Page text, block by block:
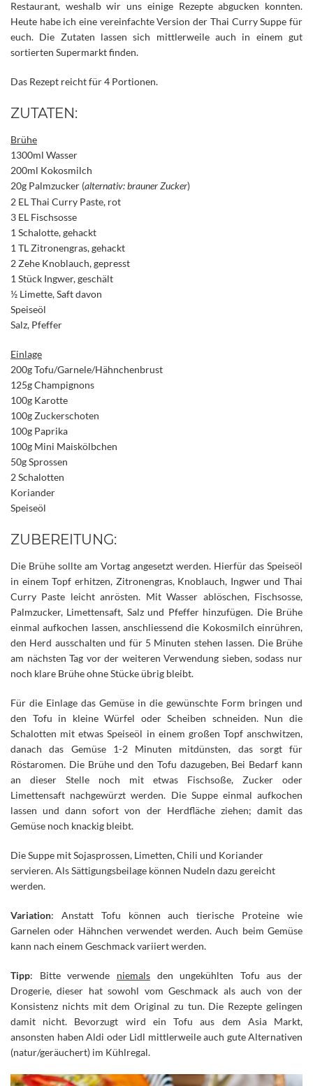
Restaurant, weshalb wir uns einige Rezepte abgucken konnten.
Heute habe ich eine vereinfachte Version der Thai Curry Suppe für
euch. Die Zutaten lassen sich mittlerweile auch in einem gut
sortierten Supermarkt finden.
Das Rezept reicht für 4 Portionen.
ZUTATEN:
Brühe
1300ml Wasser
200ml Kokosmilch
20g Palmzucker (alternativ: brauner Zucker)
2 EL Thai Curry Paste, rot
3 EL Fischsosse
1 Schalotte, gehackt
1 TL Zitronengras, gehackt
2 Zehe Knoblauch, gepresst
1 Stück Ingwer, geschält
½ Limette, Saft davon
Speiseöl
Salz, Pfeffer
Einlage
200g Tofu/Garnele/Hähnchenbrust
125g Champignons
100g Karotte
100g Zuckerschoten
100g Paprika
100g Mini Maiskölbchen
50g Sprossen
2 Schalotten
Koriander
Speiseöl
ZUBEREITUNG:
Die Brühe sollte am Vortag angesetzt werden. Hierfür das Speiseöl
in einem Topf erhitzen, Zitronengras, Knoblauch, Ingwer und Thai
Curry Paste leicht anrösten. Mit Wasser ablöschen, Fischsosse,
Palmzucker, Limettensaft, Salz und Pfeffer hinzufügen. Die Brühe
einmal aufkochen lassen, anschliessend die Kokosmilch einrühren,
den Herd ausschalten und für 5 Minuten stehen lassen. Die Brühe
am nächsten Tag vor der weiteren Verwendung sieben, sodass nur
noch klare Brühe ohne Stücke übrig bleibt.
Für die Einlage das Gemüse in die gewünschte Form bringen und
den Tofu in kleine Würfel oder Scheiben schneiden. Nun die
Schalotten mit etwas Speiseöl in einem großen Topf anschwitzen,
danach das Gemüse 1-2 Minuten mitdünsten, das sorgt für
Röstaromen. Die Brühe und den Tofu dazugeben, Bei Bedarf kann
an dieser Stelle noch mit etwas Fischsoße, Zucker oder
Limettensaft nachgewürzt werden. Die Suppe einmal aufkochen
lassen und dann sofort von der Herdfläche ziehen; damit das
Gemüse noch knackig bleibt.
Die Suppe mit Sojasprossen, Limetten, Chili und Koriander
servieren. Als Sättigungsbeilage können Nudeln dazu gereicht
werden.
Variation: Anstatt Tofu können auch tierische Proteine wie
Garnelen oder Hähnchen verwendet werden. Auch beim Gemüse
kann nach einem Geschmack variiert werden.
Tipp: Bitte verwende niemalsden ungekühlten Tofu aus der
Drogerie, dieser hat sowohl vom Geschmack als auch von der
Konsistenz nichts mit dem Original zu tun. Die Rezepte gelingen
damit nicht. Bevorzugt wird ein Tofu aus dem Asia Markt,
ansonsten haben Aldi oder Lidl mittlerweile auch gute Alternativen
(natur/geräuchert) im Kühlregal.